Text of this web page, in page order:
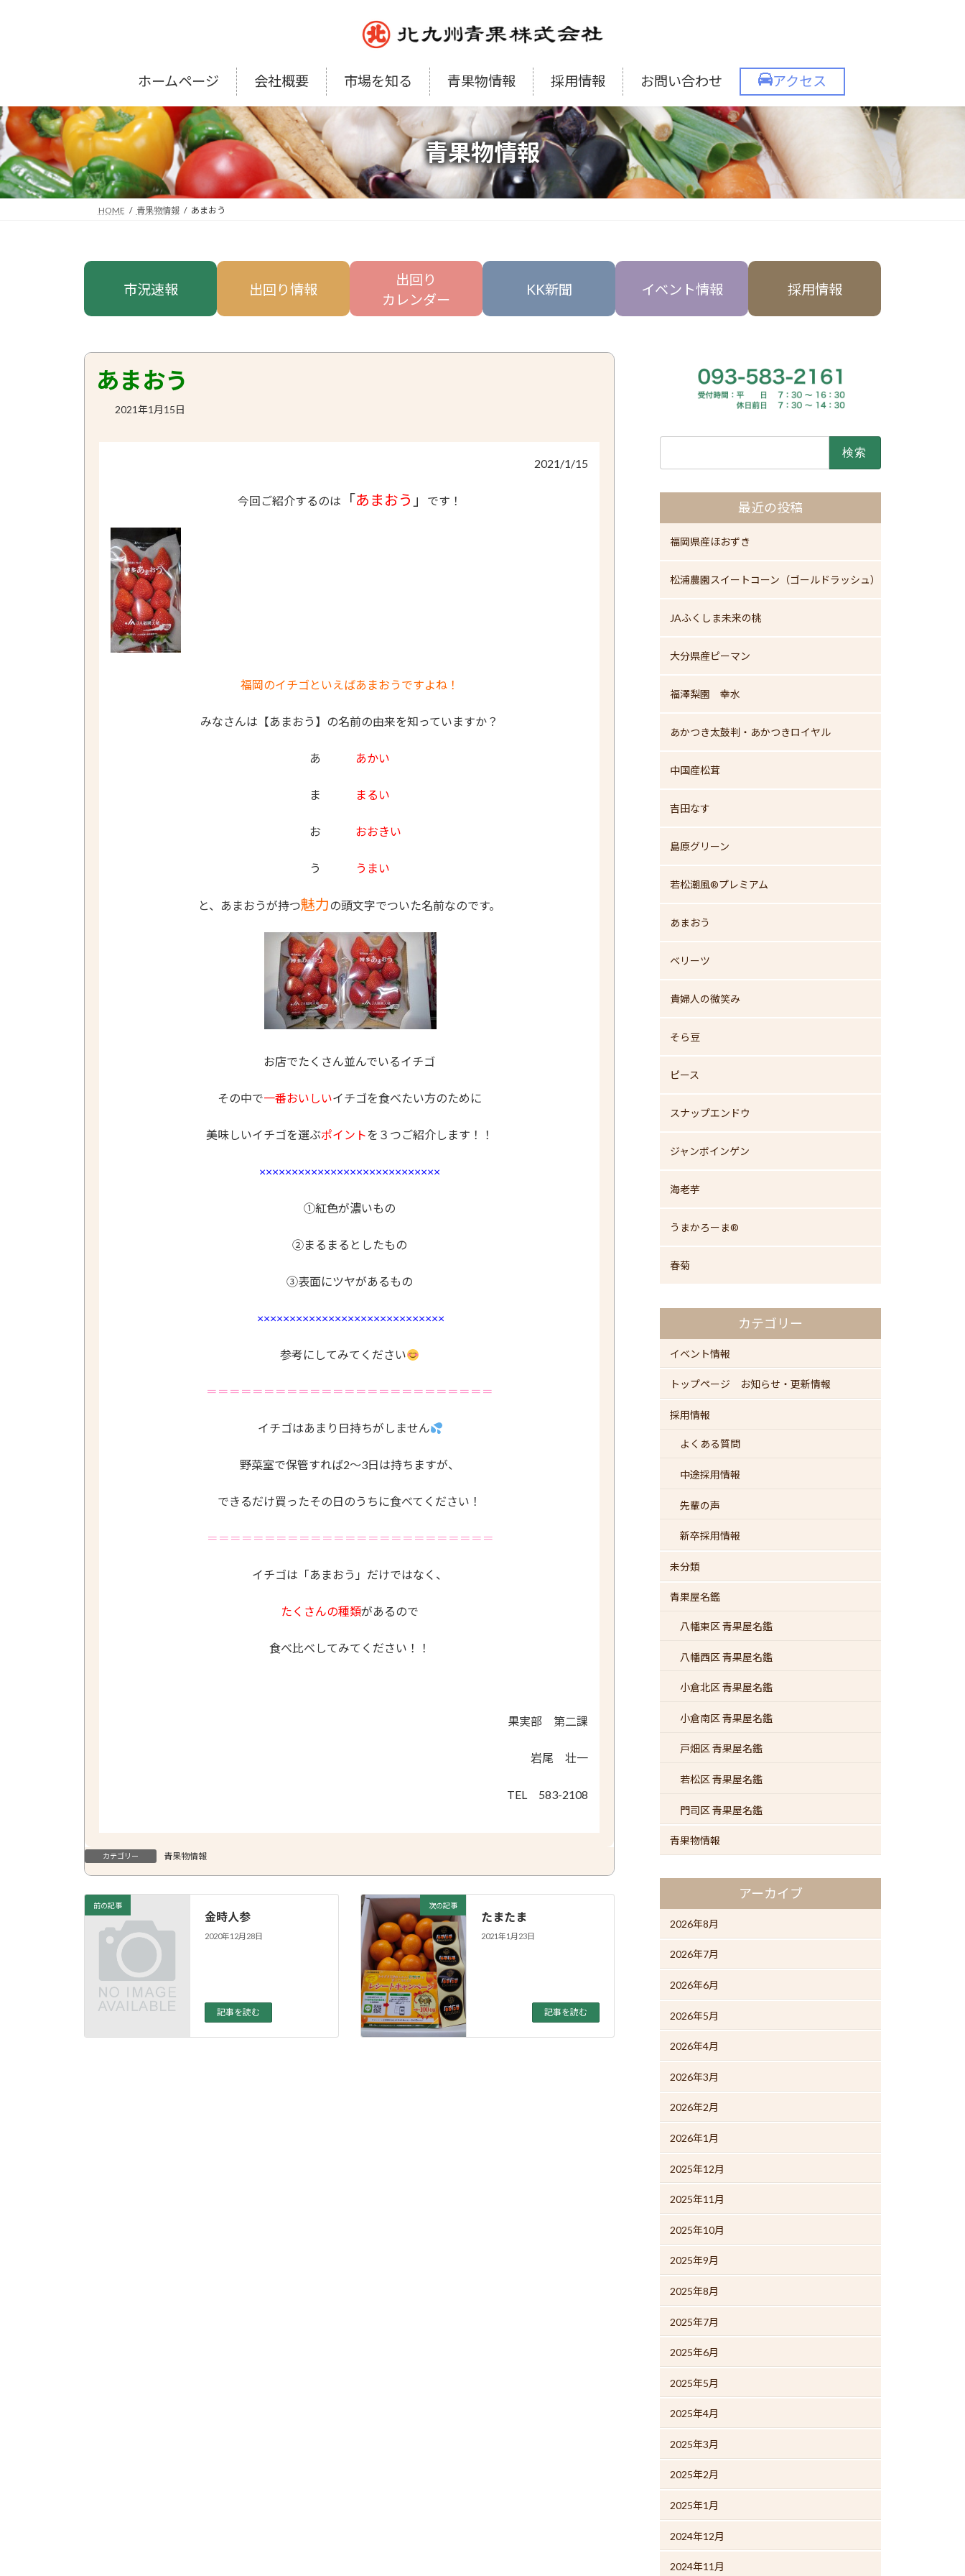
ス
キ
ッ
プ
ン
に
移
動
ホームページ 会社概要 市場を知る 青果物情報 採用情報 お問い合わせ アクセス
青果物情報
HOME 青果物情報 あまおう
市況速報 出回り情報
出回り
カレンダー
KK新聞 イベント情報 採用情報
あまおう
2021年1月15日
2021/1/15
今回ご紹介するのは 「あまおう 」 です！
福岡のイチゴといえばあまおうですよね！
みなさんは【あまおう】の名前の由来を知っていますか？
あ あかい
ま まるい
お おおきい
う うまい
と、あまおうが持つ魅力の頭文字でついた名前なのです。
お店でたくさん並んでいるイチゴ
その中で一番おいしいイチゴを食べたい方のために
美味しいイチゴを選ぶポイントを３つ ご紹介します！！
××××××××××××××××××××××××××××
➀紅色が濃いもの
➁まるまるとしたもの
③表面にツヤがあるもの
×××××××××××××××××××××××××××××
参考にしてみてください
＝＝＝＝＝＝＝＝＝＝＝＝＝＝＝＝＝＝＝＝＝＝＝＝＝
イチゴはあまり日持ちがしません
野菜室で保管すれば2～3日は持ちますが、
できるだけ買ったその日のうちに食べてください！
＝＝＝＝＝＝＝＝＝＝＝＝＝＝＝＝＝＝＝＝＝＝＝＝＝
イチゴは「あまおう」だけではなく、
たくさんの種類があるので
食べ比べしてみてください！！
果実部 第二課
岩尾 壮一
TEL 583-2108
カテゴリー 青果物情報
前の記事
金時人参
2020年12月28日
記事を読む
次の記事
たまたま
2021年1月23日
記事を読む
最近の投稿
福岡県産ほおずき
松浦農園スイートコーン（ゴールドラッシュ）
JAふくしま未来の桃
大分県産ピーマン
福澤梨園 幸水
あかつき太鼓判・あかつきロイヤル
中国産松茸
吉田なす
島原グリーン
若松潮風®プレミアム
あまおう
ベリーツ
貴婦人の微笑み
そら豆
ピース
スナップエンドウ
ジャンボインゲン
海老芋
うまかろーま®
春菊
カテゴリー
イベント情報
トップページ お知らせ・更新情報
採用情報
よくある質問
中途採用情報
先輩の声
新卒採用情報
未分類
青果屋名鑑
八幡東区 青果屋名鑑
八幡西区 青果屋名鑑
小倉北区 青果屋名鑑
小倉南区 青果屋名鑑
戸畑区 青果屋名鑑
若松区 青果屋名鑑
門司区 青果屋名鑑
青果物情報
アーカイブ
2026年8月
2026年7月
2026年6月
2026年5月
2026年4月
2026年3月
2026年2月
2026年1月
2025年12月
2025年11月
2025年10月
2025年9月
2025年8月
2025年7月
2025年6月
2025年5月
2025年4月
2025年3月
2025年2月
2025年1月
2024年12月
2024年11月